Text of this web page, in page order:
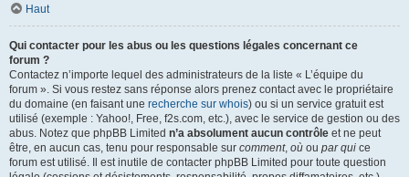
Haut
Qui contacter pour les abus ou les questions légales concernant ce
forum ?
Contactez n’importe lequel des administrateurs de la liste « L’équipe du
forum ». Si vous restez sans réponse alors prenez contact avec le propriétaire
du domaine (en faisant une recherche sur whois) ou si un service gratuit est
utilisé (exemple : Yahoo!, Free, f2s.com, etc.), avec le service de gestion ou des
abus. Notez que phpBB Limited n’a absolument aucun contrôle et ne peut
être, en aucun cas, tenu pour responsable sur comment, où ou par qui ce
forum est utilisé. Il est inutile de contacter phpBB Limited pour toute question